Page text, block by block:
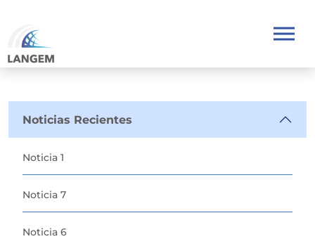
Noticias Recientes
Noticia 1
Noticia 7
Noticia 6